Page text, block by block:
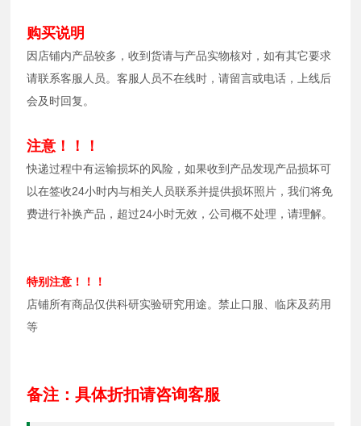
购买说明
因店铺内产品较多，收到货请与产品实物核对，如有其它要求
请联系客服人员。客服人员不在线时，请留言或电话，上线后
会及时回复。
注意！！！
快递过程中有运输损坏的风险，如果收到产品发现产品损坏可
以在签收24小时内与相关人员联系并提供损坏照片，我们将免
费进行补换产品，超过24小时无效，公司概不处理，请理解。
特别注意！！！
店铺所有商品仅供科研实验研究用途。禁止口服、临床及药用
等
备注：具体折扣请咨询客服